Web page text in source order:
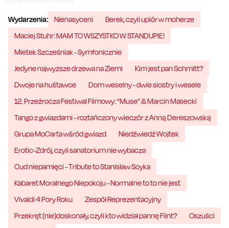
Wydarzenia: Nienasyceni
Berek, czyli upiór w moherze
Maciej Stuhr: MAM TO WSZYSTKO W STANDUPIE!
Mietek Szcześniak - Symfonicznie
Jedyne najwyższe drzewa na Ziemi
Kim jest pan Schmitt?
Dwoje na huśtawce
Dom weselny - dwie siostry i wesele
12. Przeźrocza Festiwal Filmowy: “Muse” & Marcin Masecki
Tango z gwiazdami - roztańczony wieczór z Anną Dereszowską
Grupa MoCarta wśród gwiazd
Niedźwiedź Wojtek
Erotic-Zdrój, czyli sanatorium nie wybacza
Cud niepamięci - Tribute to Stanisław Soyka
Kabaret Moralnego Niepokoju - Normalne to to nie jest
Vivaldi 4 Pory Roku
Zespół Reprezentacyjny
Przekręt (nie)doskonały, czyli kto widział pannę Flint?
Oszuści